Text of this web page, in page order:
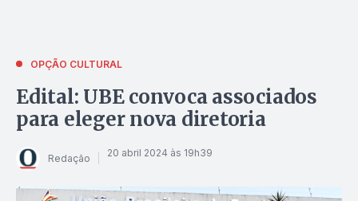
OPÇÃO CULTURAL
Edital: UBE convoca associados
para eleger nova diretoria
Redação 20 abril 2024 às 19h39